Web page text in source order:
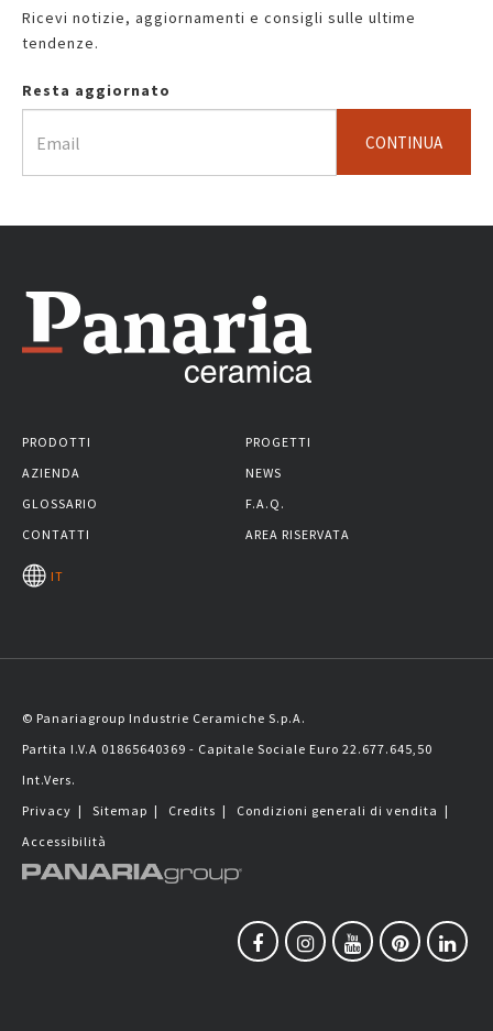
Ricevi notizie, aggiornamenti e consigli sulle ultime
tendenze.
Resta aggiornato
CONTINUA
PRODOTTI
PROGETTI
AZIENDA
NEWS
GLOSSARIO
F.A.Q.
CONTATTI
AREA RISERVATA
IT
© Panariagroup Industrie Ceramiche S.p.A.
Partita I.V.A 01865640369 - Capitale Sociale Euro 22.677.645,50
Int.Vers.
Privacy | Sitemap | Credits | Condizioni generali di vendita |
Accessibilità